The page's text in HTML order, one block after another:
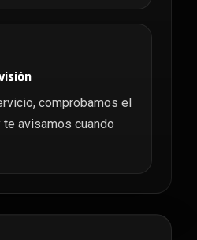
comprobamos el
avisamos cuando